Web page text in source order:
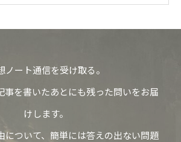
ノート通信を受け取る。
事を書いたあとにも残った問いをお届
けします。
について、簡単には答えの出ない問題